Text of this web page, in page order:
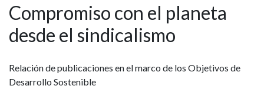
Compromiso con el planeta
desde el sindicalismo
Relación de publicaciones en el marco de los Objetivos de
Desarrollo Sostenible